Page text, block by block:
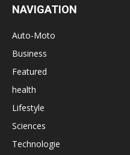
NAVIGATION
Auto-Moto
Business
Featured
health
Lifestyle
Sciences
Technologie